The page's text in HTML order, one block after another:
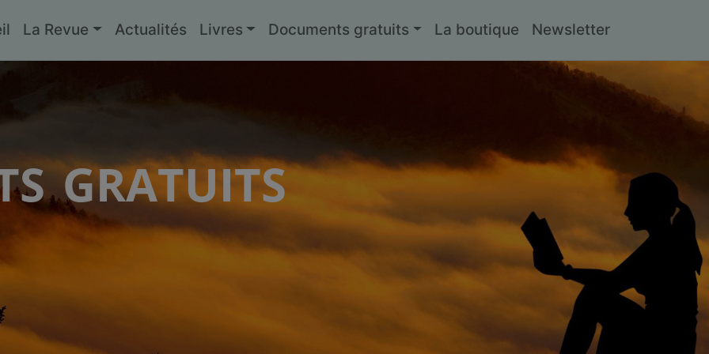
La Revue Actualités Livres Documents gratuits La boutique Newsletter
gratuits